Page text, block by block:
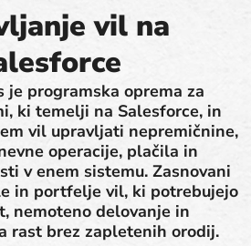
vil na
je programska oprema za
ki temelji na Salesforce, in
vil upravljati nepremičnine,
operacije, plačila in
v enem sistemu. Zasnovani
in portfelje vil, ki potrebujejo
nemoteno delovanje in
rast brez zapletenih orodij.